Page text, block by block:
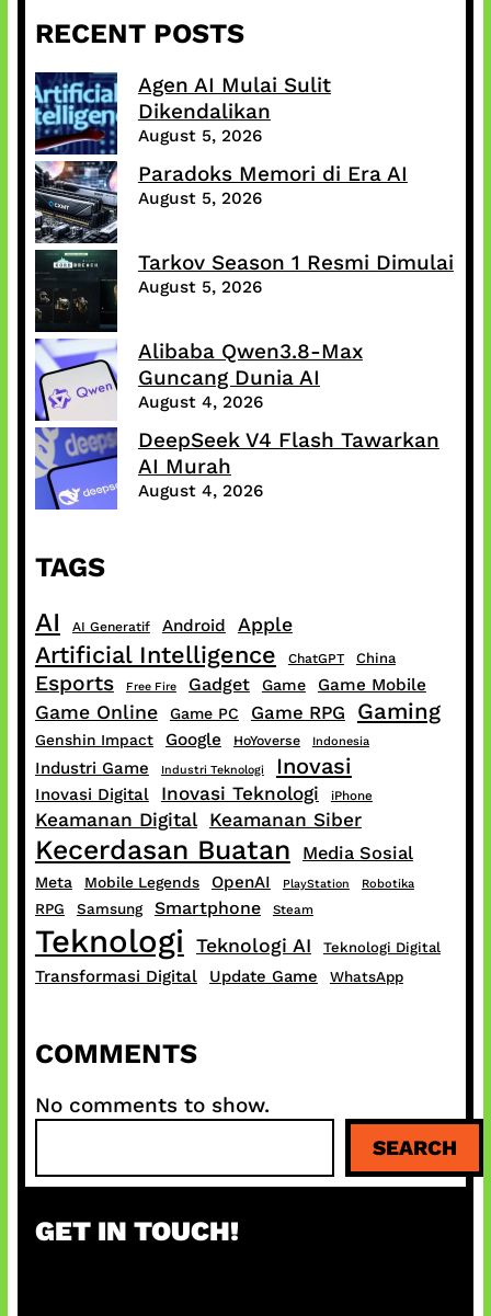
RECENT POSTS
Agen AI Mulai Sulit
Dikendalikan
August 5, 2026
Paradoks Memori di Era AI
August 5, 2026
Tarkov Season 1 Resmi Dimulai
August 5, 2026
Alibaba Qwen3.8-Max
Guncang Dunia AI
August 4, 2026
DeepSeek V4 Flash Tawarkan
AI Murah
August 4, 2026
TAGS
AI AI Generatif Android Apple
Artificial Intelligence ChatGPT China
Esports Free Fire Gadget Game Game Mobile
Game Online Game PC Game RPG Gaming
Genshin Impact Google HoYoverse Indonesia
Industri Game Industri Teknologi Inovasi
Inovasi Digital Inovasi Teknologi iPhone
Keamanan Digital Keamanan Siber
Kecerdasan Buatan Media Sosial
Meta Mobile Legends OpenAI PlayStation Robotika
RPG Samsung Smartphone Steam
Teknologi Teknologi AI Teknologi Digital
Transformasi Digital Update Game WhatsApp
COMMENTS
No comments to show.
a
c
SEARCH
GET IN TOUCH!